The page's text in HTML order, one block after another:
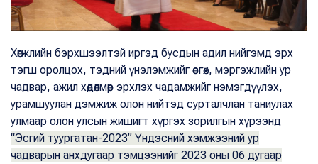
Хөгжлийн бэрхшээлтэй иргэд бусдын адил нийгэмд эрх
тэгш оролцох, тэдний үнэлэмжийг өсгөх, мэргэжлийн ур
чадвар, ажил хөдөлмөр эрхлэх чадамжийг нэмэгдүүлэх,
урамшуулан дэмжиж олон нийтэд сурталчлан таниулах
улмаар олон улсын жишигт хүргэх зорилгын хүрээнд
“Эсгий туургатан-2023” Үндэсний хэмжээний ур
чадварын анхдугаар тэмцээнийг 2023 оны 06 дугаар